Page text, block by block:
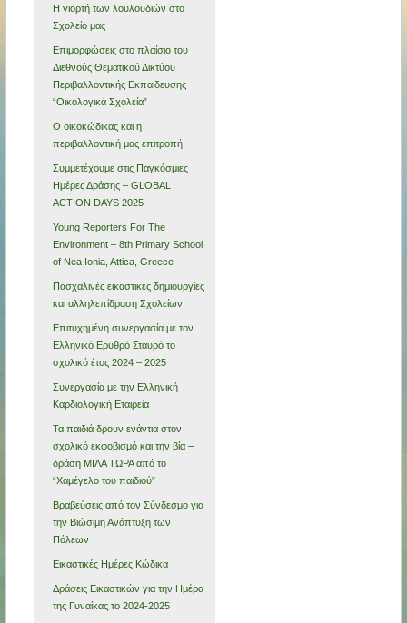
Η γιορτή των λουλουδιών στο
Σχολείο μας
Επιμορφώσεις στο πλαίσιο του
Διεθνούς Θεματικού Δικτύου
Περιβαλλοντικής Εκπαίδευσης
“Οικολογικά Σχολεία”
Ο οικοκώδικας και η
περιβαλλοντική μας επιτροπή
Συμμετέχουμε στις Παγκόσμιες
Ημέρες Δράσης – GLOBAL
ACTION DAYS 2025
Young Reporters For The
Environment – 8th Primary School
of Nea Ionia, Attica, Greece
Πασχαλινές εικαστικές δημιουργίες
και αλληλεπίδραση Σχολείων
Επιτυχημένη συνεργασία με τον
Ελληνικό Ερυθρό Σταυρό το
σχολικό έτος 2024 – 2025
Συνεργασία με την Ελληνική
Καρδιολογική Εταιρεία
Τα παιδιά δρουν ενάντια στον
σχολικό εκφοβισμό και την βία –
δράση ΜΙΛΑ ΤΩΡΑ από το
“Χαμέγελο του παιδιού”
Βραβεύσεις από τον Σύνδεσμο για
την Βιώσιμη Ανάπτυξη των
Πόλεων
Εικαστικές Ημέρες Κώδικα
Δράσεις Εικαστικών για την Ημέρα
της Γυναίκας το 2024-2025